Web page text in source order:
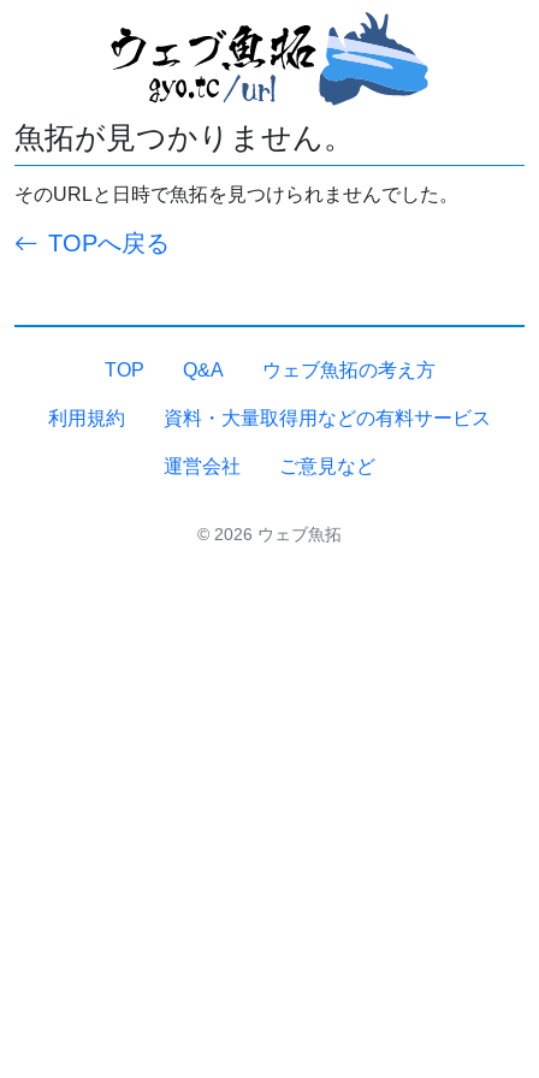
魚拓が見つかりません。
そのURLと日時で魚拓を見つけられませんでした。
TOPへ戻る
TOP Q&A ウェブ魚拓の考え方
利用規約 資料・大量取得用などの有料サービス
運営会社 ご意見など
© 2026 ウェブ魚拓